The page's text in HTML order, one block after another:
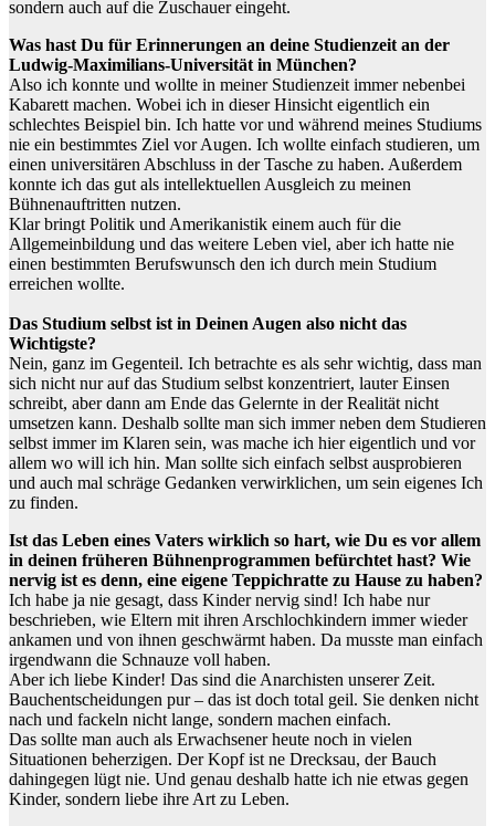
sondern auch auf die Zuschauer eingeht.
Was hast Du für Erinnerungen an deine Studienzeit an der
Ludwig-Maximilians-Universität in München?
Also ich konnte und wollte in meiner Studienzeit immer nebenbei
Kabarett machen. Wobei ich in dieser Hinsicht eigentlich ein
schlechtes Beispiel bin. Ich hatte vor und während meines Studiums
nie ein bestimmtes Ziel vor Augen. Ich wollte einfach studieren, um
einen universitären Abschluss in der Tasche zu haben. Außerdem
konnte ich das gut als intellektuellen Ausgleich zu meinen
Bühnenauftritten nutzen.
Klar bringt Politik und Amerikanistik einem auch für die
Allgemeinbildung und das weitere Leben viel, aber ich hatte nie
einen bestimmten Berufswunsch den ich durch mein Studium
erreichen wollte.
Das Studium selbst ist in Deinen Augen also nicht das
Wichtigste?
Nein, ganz im Gegenteil. Ich betrachte es als sehr wichtig, dass man
sich nicht nur auf das Studium selbst konzentriert, lauter Einsen
schreibt, aber dann am Ende das Gelernte in der Realität nicht
umsetzen kann. Deshalb sollte man sich immer neben dem Studieren
selbst immer im Klaren sein, was mache ich hier eigentlich und vor
allem wo will ich hin. Man sollte sich einfach selbst ausprobieren
und auch mal schräge Gedanken verwirklichen, um sein eigenes Ich
zu finden.
Ist das Leben eines Vaters wirklich so hart, wie Du es vor allem
in deinen früheren Bühnenprogrammen befürchtet hast? Wie
nervig ist es denn, eine eigene Teppichratte zu Hause zu haben?
Ich habe ja nie gesagt, dass Kinder nervig sind! Ich habe nur
beschrieben, wie Eltern mit ihren Arschlochkindern immer wieder
ankamen und von ihnen geschwärmt haben. Da musste man einfach
irgendwann die Schnauze voll haben.
Aber ich liebe Kinder! Das sind die Anarchisten unserer Zeit.
Bauchentscheidungen pur – das ist doch total geil. Sie denken nicht
nach und fackeln nicht lange, sondern machen einfach.
Das sollte man auch als Erwachsener heute noch in vielen
Situationen beherzigen. Der Kopf ist ne Drecksau, der Bauch
dahingegen lügt nie. Und genau deshalb hatte ich nie etwas gegen
Kinder, sondern liebe ihre Art zu Leben.